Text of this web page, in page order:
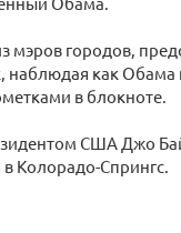
мэров городов,
наблюдая как
в блокноте.
США Джо
Колорадо-Спрингс.